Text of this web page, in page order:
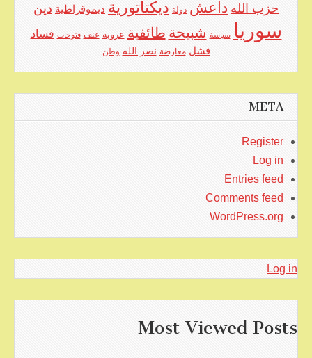
حزب الله داعش دولة ديكتاتورية ديموقراطية دين
سوريا سياسة شبيحة طائفية عروبة عنف فتوحات فساد
فشل معارضة نصر الله وطن
META
Register
Log in
Entries feed
Comments feed
WordPress.org
Log in
Most Viewed Posts